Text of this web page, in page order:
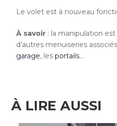
Le volet est à nouveau
À savoir : la manipulation
d’autres menuiseries
garage, les portails…
À LIRE AUSSI